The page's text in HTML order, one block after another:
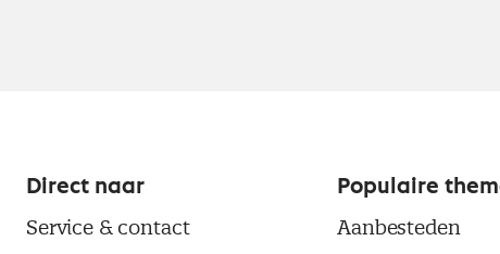
Direct naar
Service & contact
Populaire
Aanbesteden